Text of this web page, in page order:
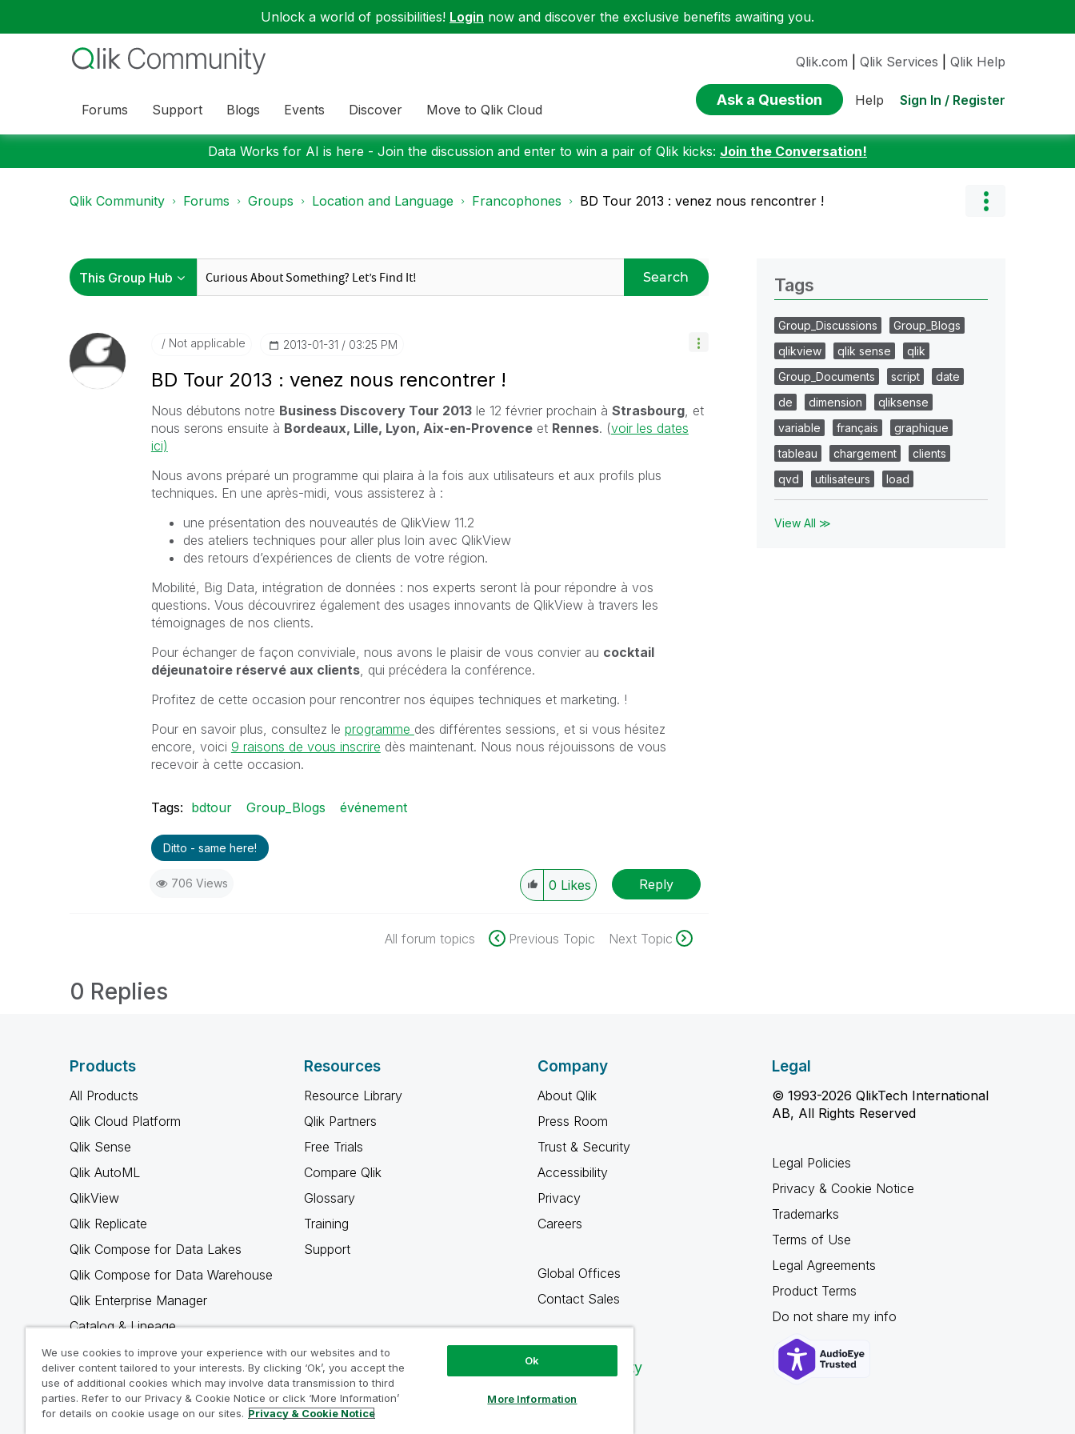
Unlock a world of possibilities! Login now and discover the exclusive benefits awaiting you.
Forums Support Blogs Events Discover Move to Qlik Cloud
Qlik.com Qlik Services Qlik Help
Ask a Question Help Sign In / Register
Data Works for AI is here - Join the discussion and enter to win a pair of Qlik kicks: Join the Conversation!
Qlik Community Forums Groups Location and Language Francophones BD Tour 2013 : venez nous rencontrer !
Search
Not applicable ‎2013-01-31 03:25 PM
BD Tour 2013 : venez nous rencontrer !
Nous débutons notre Business Discovery Tour 2013le 12 février prochain à Strasbourg, et
nous serons ensuite à Bordeaux, Lille, Lyon, Aix-en-Provenceet Rennes. (voir les dates
ici)
Nous avons préparé un programme qui plaira à la fois aux utilisateurs et aux profils plus
techniques. En une après-midi, vous assisterez à :
une présentation des nouveautés de QlikView 11.2
des ateliers techniques pour aller plus loin avec QlikView
des retours d’expériences de clients de votre région.
Mobilité, Big Data, intégration de données : nos experts seront là pour répondre à vos
questions. Vous découvrirez également des usages innovants de QlikView à travers les
témoignages de nos clients.
Pour échanger de façon conviviale, nous avons le plaisir de vous convier au cocktail
déjeunatoire réservé aux clients, qui précédera la conférence.
Profitez de cette occasion pour rencontrer nos équipes techniques et marketing. !
Pour en savoir plus, consultez le programme des différentes sessions, et si vous hésitez
encore, voici 9 raisons de vous inscrire dès maintenant. Nous nous réjouissons de vous
recevoir à cette occasion.
Tags: bdtour Group_Blogs événement
Ditto - same here!
706 Views 0 Likes Reply
All forum topics Previous Topic Next Topic
0 Replies
Tags
Group_Discussions
Group_Blogs
qlikview
qlik sense
qlik
Group_Documents
script
date
de
dimension
qliksense
variable
français
graphique
tableau
chargement
clients
qvd
utilisateurs load
View All ≫
Products
All Products
Qlik Cloud Platform
Qlik Sense
Qlik AutoML
QlikView
Qlik Replicate
Qlik Compose for Data Lakes
Qlik Compose for Data Warehouse
Qlik Enterprise Manager
Catalog & Lineage
Qlik Gold Client
Why Qlik
Resources
Resource Library
Qlik Partners
Free Trials
Compare Qlik
Glossary
Training
Support
Company
About Qlik
Press Room
Trust & Security
Accessibility
Privacy
Careers
Global Offices
Contact Sales
Qlik Community
Legal
© 1993-2026 QlikTech International
AB, All Rights Reserved
Legal Policies
Privacy & Cookie Notice
Trademarks
Terms of Use
Legal Agreements
Product Terms
Do not share my info
We use cookies to improve your experience with our websites and to
deliver content tailored to your interests. By clicking ‘Ok’, you accept the
use of additional cookies which may involve data transmission to third
parties. Refer to our Privacy & Cookie Notice or click ‘More Information’
for details on cookie usage on our sites. Privacy & Cookie Notice
Ok
More Information